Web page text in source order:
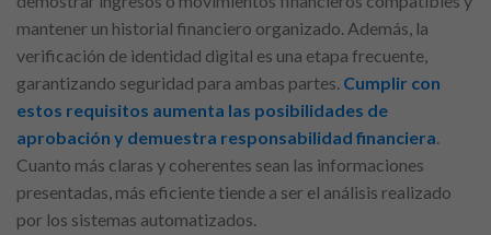
mantener un historial financiero organizado. Además, la
verificación de identidad digital es una etapa frecuente,
garantizando seguridad para ambas partes. Cumplir con
estos requisitos aumenta las posibilidades de
aprobación y demuestra responsabilidad financiera
Cuanto más claras y coherentes sean las informaciones
presentadas, más eficiente tiende a ser el análisis realizado
por los sistemas automatizados.